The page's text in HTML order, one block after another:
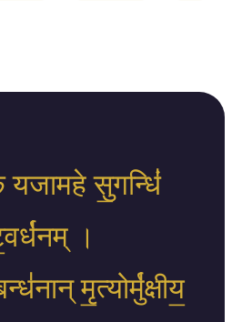
यजामहे सु॒गन्धिं॑
।
मृ॒त्योर्मु॑क्षीय॒